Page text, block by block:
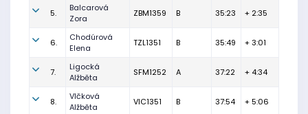
5.
Balcarová
Zora
ZBM1359 B 35:23 + 2:35
6.
Chodúrová
Elena
TZL1351 B 35:49 + 3:01
7.
Ligocká
Alžběta
SFM1252 A 37:22 + 4:34
8.
Vlčková
Alžběta
VIC1351 B 37:54 + 5:06